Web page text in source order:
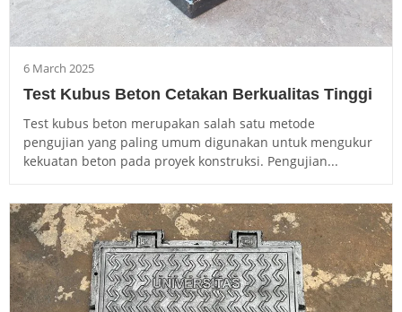
6 March 2025
Test Kubus Beton Cetakan Berkualitas Tinggi
Test kubus beton merupakan salah satu metode
pengujian yang paling umum digunakan untuk mengukur
kekuatan beton pada proyek konstruksi. Pengujian...